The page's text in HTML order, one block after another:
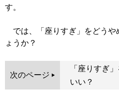
す。
では、「座りすぎ」をどうや
ょうか？
次のページ
「座りすぎ
いい？